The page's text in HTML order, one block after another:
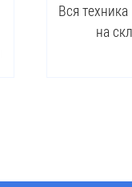
Вся
на